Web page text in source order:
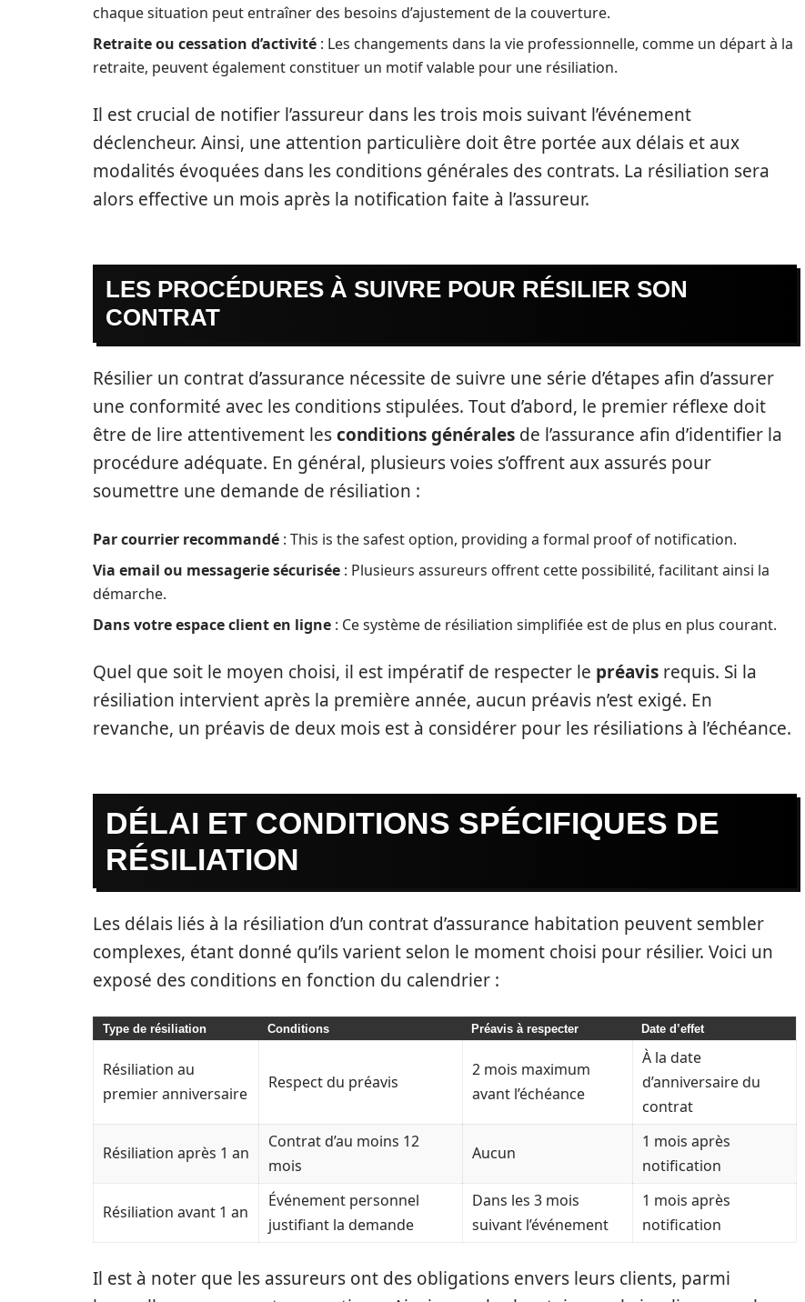
chaque situation peut entraîner des besoins d’ajustement de la couverture.
Retraite ou cessation d’activité : Les changements dans la vie professionnelle, comme un départ à la
retraite, peuvent également constituer un motif valable pour une résiliation.
Il est crucial de notifier l’assureur dans les trois mois suivant l’événement
déclencheur. Ainsi, une attention particulière doit être portée aux délais et aux
modalités évoquées dans les conditions générales des contrats. La résiliation sera
alors effective un mois après la notification faite à l’assureur.
LES PROCÉDURES À SUIVRE POUR RÉSILIER SON
CONTRAT
Résilier un contrat d’assurance nécessite de suivre une série d’étapes afin d’assurer
une conformité avec les conditions stipulées. Tout d’abord, le premier réflexe doit
être de lire attentivement lesconditions générales de l’assurance afin d’identifier la
procédure adéquate. En général, plusieurs voies s’offrent aux assurés pour
soumettre une demande de résiliation :
Par courrier recommandé : This is the safest option, providing a formal proof of notification.
Via email ou messagerie sécurisée : Plusieurs assureurs offrent cette possibilité, facilitant ainsi la
démarche.
Dans votre espace client en ligne : Ce système de résiliation simplifiée est de plus en plus courant.
Quel que soit le moyen choisi, il est impératif de respecter le préavis requis. Si la
résiliation intervient après la première année, aucun préavis n’est exigé. En
revanche, un préavis de deux mois est à considérer pour les résiliations à l’échéance.
DÉLAI ET CONDITIONS SPÉCIFIQUES DE
RÉSILIATION
Les délais liés à la résiliation d’un contrat d’assurance habitation peuvent sembler
complexes, étant donné qu’ils varient selon le moment choisi pour résilier. Voici un
exposé des conditions en fonction du calendrier :
Type de résiliation Conditions Préavis à respecter Date d’effet
Résiliation au
premier anniversaire
Respect du préavis
2 mois maximum
avant l’échéance
À la date
d’anniversaire du
contrat
Résiliation après 1 an
Contrat d’au moins 12
mois
Aucun
1 mois après
notification
Résiliation avant 1 an
Événement personnel
justifiant la demande
Dans les 3 mois
suivant l’événement
1 mois après
notification
Il est à noter que les assureurs ont des obligations envers leurs clients, parmi